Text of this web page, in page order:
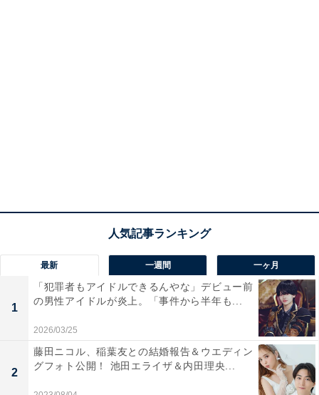
最新 一週間 一ヶ月
1
「犯罪者もアイドルできるんやな」デビュー前
の男性アイドルが炎上。「事件から半年も...
2026/03/25
2
藤田ニコル、稲葉友との結婚報告＆ウエディン
グフォト公開！ 池田エライザ＆内田理央...